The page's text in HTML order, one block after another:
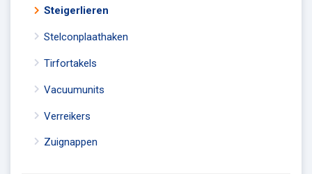
Steigerlieren
Stelconplaathaken
Tirfortakels
Vacuumunits
Verreikers
Zuignappen